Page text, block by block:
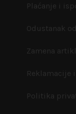
Plaćanje i
Odustanak
Zamena
Reklamacije
Politika